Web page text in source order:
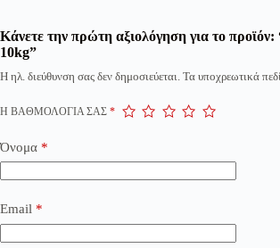
Κάνετε την πρώτη αξιολόγηση για το
10kg”
Η ηλ. διεύθυνση σας δεν δημοσιεύεται. Τα υποχρεωτικά
Η ΒΑΘΜΟΛΟΓΊΑ ΣΑΣ *
Όνομα *
Email *